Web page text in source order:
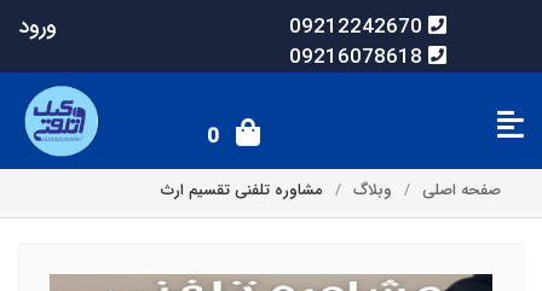
09212242670
09216078618
ورود
0
صفحه اصلی وبلاگ مشاوره تلفنی تقسیم ارث